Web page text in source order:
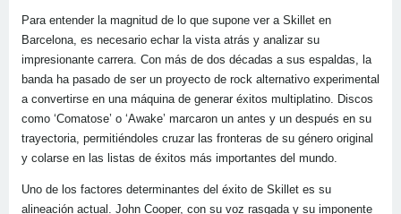
Para entender la magnitud de lo que supone ver a Skillet en
Barcelona, es necesario echar la vista atrás y analizar su
impresionante carrera. Con más de dos décadas a sus espaldas, la
banda ha pasado de ser un proyecto de rock alternativo experimental
a convertirse en una máquina de generar éxitos multiplatino. Discos
como ‘Comatose’ o ‘Awake’ marcaron un antes y un después en su
trayectoria, permitiéndoles cruzar las fronteras de su género original
y colarse en las listas de éxitos más importantes del mundo.
Uno de los factores determinantes del éxito de Skillet es su
alineación actual. John Cooper, con su voz rasgada y su imponente